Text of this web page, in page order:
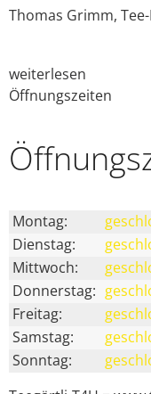
Thomas Grimm,
weiterlesen
Öffnungszeiten
Montag:
Dienstag:
Mittwoch:
Donnerstag:
Freitag:
Samstag:
Sonntag: